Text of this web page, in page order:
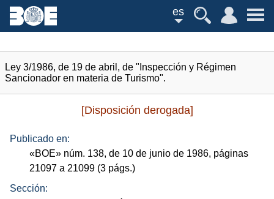
es
Ley 3/1986, de 19 de abril, de "Inspección y Régimen
Sancionador en materia de Turismo".
[Disposición derogada]
Publicado en:
«BOE» núm. 138, de 10 de junio de 1986, páginas
21097 a 21099 (3 págs.)
Sección: